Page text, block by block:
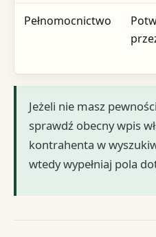
Pełnomocnictwo
Jeżeli nie masz
sprawdź obecny wpis
kontrahenta w
wtedy wypełniaj pola